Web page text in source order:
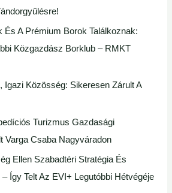
És A Prémium Borok Találkoznak:
Közgazdász Borklub – RMKT
Igazi Közösség: Sikeresen Zárult A
Turizmus Gazdasági
Varga Csaba Nagyváradon
Ellen Szabadtéri Stratégia És
Így Telt Az EVI+ Legutóbbi Hétvégéje